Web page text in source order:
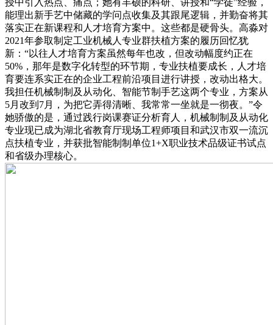
能理出新手艺中储藏的学问点收集及其跟尾逻辑，并勤奋将其
落实正在新课程和人才培育方案中。这些都是硬骨头。高淼对
2021年参取制定工业机械人专业群扶植方案的履历回忆犹
新：“以往人才培育方案虽然每年也改，但改动幅度约正在
50%，那年是数字化转型的环节期，专业扶植要成长，人才培
育要连系实正在的企业工程前沿项目进行讲授，改动出格大。
我担任机械制制及从动化、智能节制手艺这两个专业，方案从
5月改到7月，为把它弄得清晰、我常常一坐就是一彻夜。”令
她骄傲的是，通过践行岗课赛证分析育人，机械制制及从动化
专业现已成为湖北省教育厅现场工程师项目和武汉市双一流沉
点扶植专业，并获批智能制制单位1+X职业技术品级证书试点
和省级办理核心。